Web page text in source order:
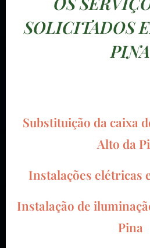
SOLICITADOS
PINA
Substituição da caixa
Alto da
Instalações elétricas
Instalação de
Pina